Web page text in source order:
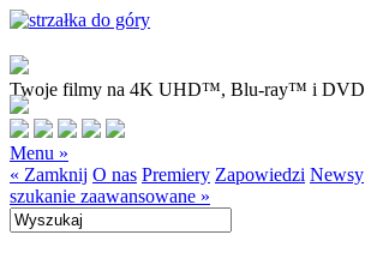
Twoje filmy na 4K UHD™, Blu-ray™ i DVD
Menu »
« Zamknij O nas Premiery Zapowiedzi Newsy
szukanie zaawansowane »